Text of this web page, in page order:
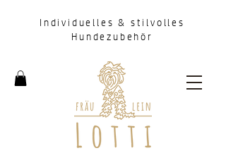
Individuelles & stilvolles
Hundezubehör